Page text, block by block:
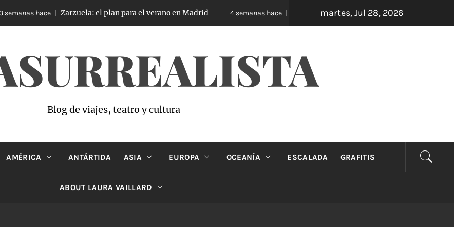
hace Zarzuela: el plan para el verano en Madrid 4 semanas hace Oveja Negra: el unipersonal que se ríe de los
martes, Jul 28, 2026
Blog de viajes, teatro y cultura
AMÉRICA ANTÁRTIDA ASIA EUROPA OCEANÍA ESCALADA GRAFITIS
ABOUT LAURA VAILLARD